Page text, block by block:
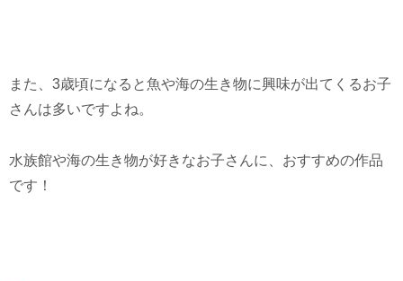
また、3歳頃になると魚や海の生き物に興味が出てくるお子
さんは多いですよね。
水族館や海の生き物が好きなお子さんに、おすすめの作品
です！